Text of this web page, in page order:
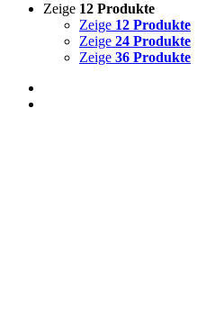
Zeige 12 Produkte
Zeige 12 Produkte
Zeige 24 Produkte
Zeige 36 Produkte